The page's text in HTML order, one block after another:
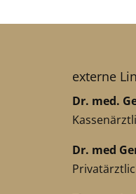
externe
Dr. med.
Dr. med